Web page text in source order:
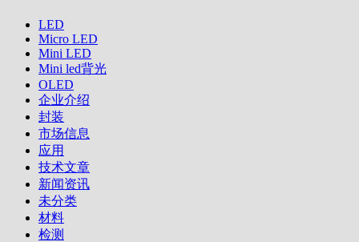
LED
Micro LED
Mini LED
Mini led背光
OLED
企业介绍
封装
市场信息
应用
技术文章
新闻资讯
未分类
材料
检测